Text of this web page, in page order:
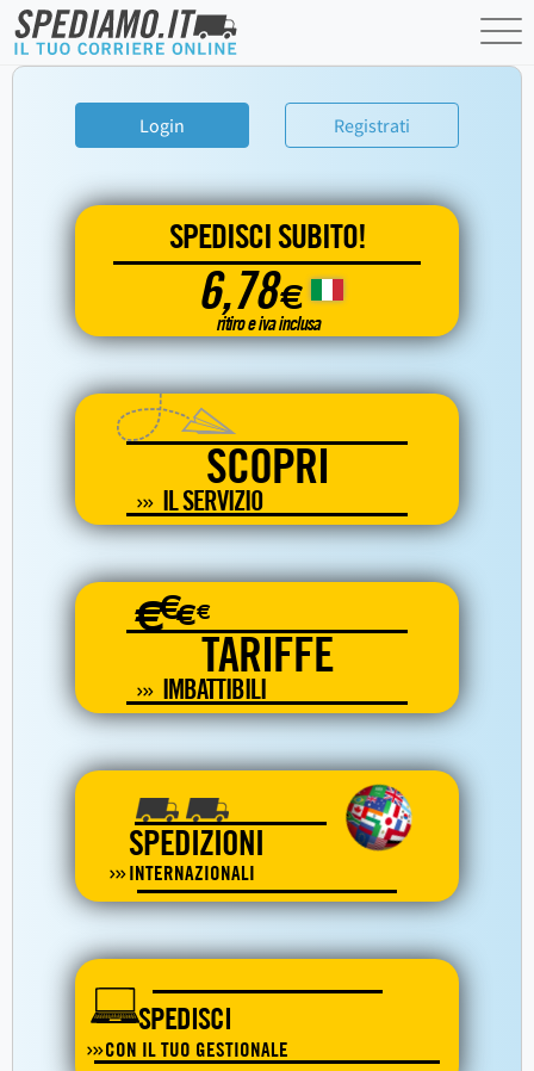
Login Registrati
SPEDISCI SUBITO!
6,78€
ritiro e iva inclusa
SCOPRI
IL SERVIZIO
€€€€
TARIFFE
IMBATTIBILI
SPEDIZIONI
INTERNAZIONALI
SPEDISCI
CON IL TUO GESTIONALE